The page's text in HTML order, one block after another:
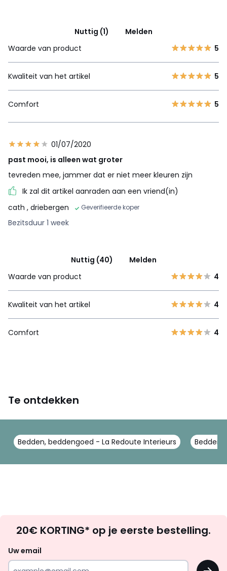
Nuttig (1)
Melden
Waarde van product
5
Kwaliteit van het artikel 5
Comfort 5
01/07/2020
past mooi, is alleen wat groter
tevreden mee, jammer dat er niet meer kleuren zijn
Ik zal dit artikel aanraden aan een vriend(in)
cath , driebergen Geverifieerde koper
Bezitsduur 1 week
Nuttig (40)
Melden
Waarde van product
4
Kwaliteit van het artikel 4
Comfort 4
Te ontdekken
Bedden, beddengoed - La Redoute Interieurs
zoek
inspiratie
20€ KORTING* op je eerste bestelling.
Uw email
OK